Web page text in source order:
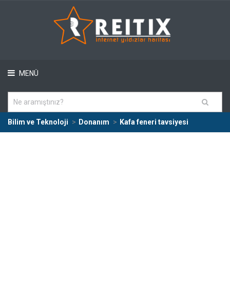
MENÜ
Bilim ve Teknoloji Donanım Kafa feneri tavsiyesi